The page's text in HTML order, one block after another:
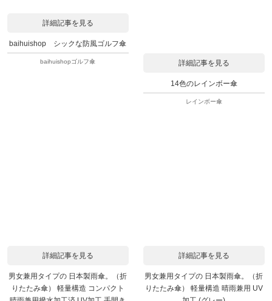
詳細記事を見る
baihuishop シックな防風ゴルフ傘
baihuishopゴルフ傘 詳細記事を見る
14色のレインボー傘
レインボー傘
詳細記事を見る
男女兼用タイプの 日本製雨傘。（折
りたたみ傘） 軽量構造 コンパクト
詳細記事を見る
男女兼用タイプの 日本製雨傘。（折
りたたみ傘） 軽量構造 晴雨兼用 UV